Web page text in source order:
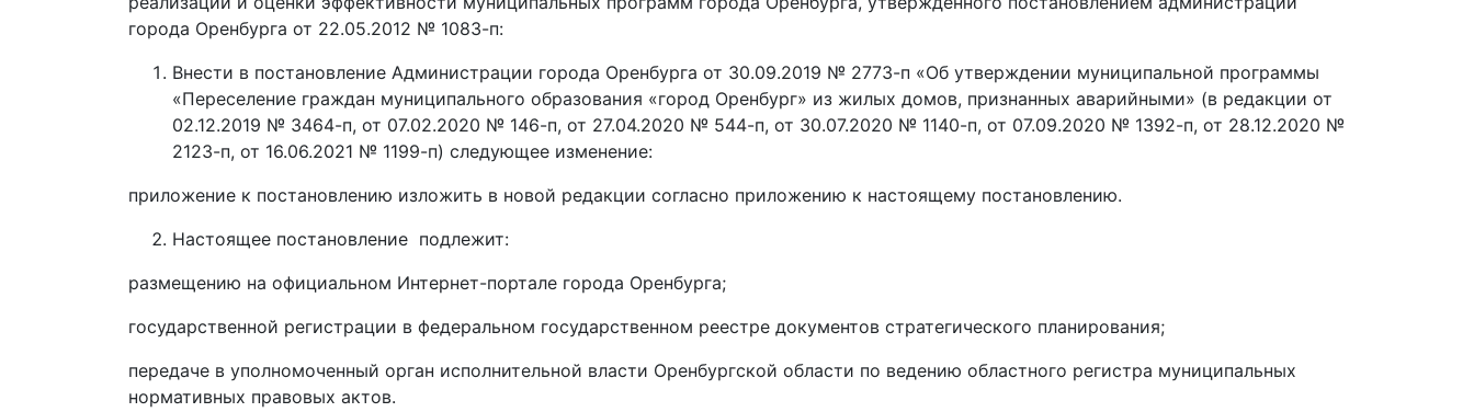
города Оренбурга от 22.05.2012 № 1083-п:
Внести в постановление Администрации города Оренбурга от 30.09.2019 № 2773-п «Об утверждении муниципальной программы
«Переселение граждан муниципального образования «город Оренбург» из жилых домов, признанных аварийными» (в редакции от
02.12.2019 № 3464-п, от 07.02.2020 № 146-п, от 27.04.2020 № 544-п, от 30.07.2020 № 1140-п, от 07.09.2020 № 1392-п, от 28.12.2020 №
2123-п, от 16.06.2021 № 1199-п) следующее изменение:
приложение к постановлению изложить в новой редакции согласно приложению к настоящему постановлению.
Настоящее постановление подлежит:
размещению на официальном Интернет-портале города Оренбурга;
государственной регистрации в федеральном государственном реестре документов стратегического планирования;
передаче в уполномоченный орган исполнительной власти Оренбургской области по ведению областного регистра муниципальных
нормативных правовых актов.